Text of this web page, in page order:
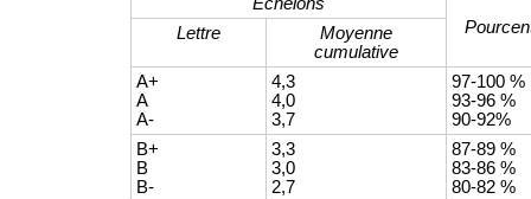
Échelons
Lettre
Moyenne
cumulative
A+
A
A-
4,3
4,0
3,7
97-100 %
93-96 %
90-92%
B+
B
B-
3,3
3,0
2,7
87-89 %
83-86 %
80-82 %